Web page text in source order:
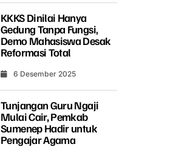
KKKS Dinilai Hanya
Gedung Tanpa Fungsi,
Demo Mahasiswa Desak
Reformasi Total
6 Desember 2025
Tunjangan Guru Ngaji
Mulai Cair, Pemkab
Sumenep Hadir untuk
Pengajar Agama